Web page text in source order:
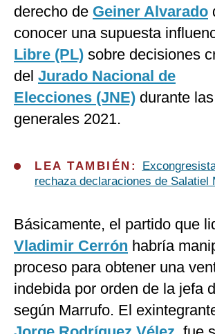
derecho de Geiner Alvarado
conocer una supuesta
Libre (PL) sobre decisiones
del Jurado Nacional de
Elecciones (JNE) durante
generales 2021.
LEA TAMBIÉN:
rechaza declaraciones de Salatiel
Básicamente, el partido que
Vladimir Cerrón habría
proceso para obtener una
indebida por orden de la jefa
según Marrufo. El